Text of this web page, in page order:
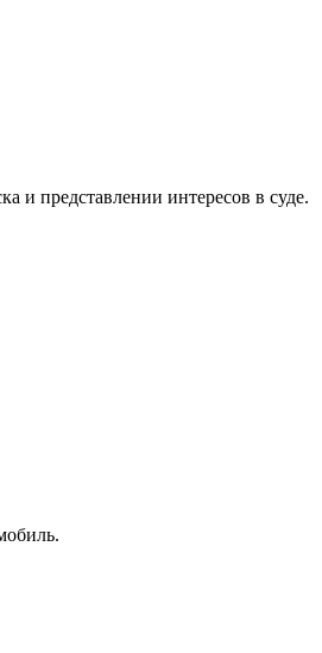
и представлении интересов в суде.